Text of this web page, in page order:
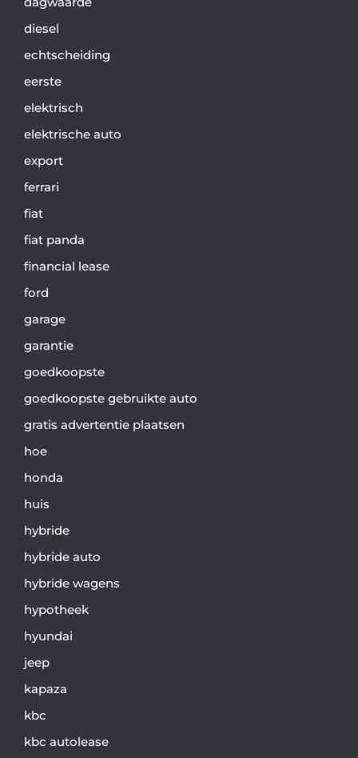
diesel
echtscheiding
eerste
elektrisch
elektrische auto
export
ferrari
fiat
fiat panda
financial lease
ford
garage
garantie
goedkoopste
goedkoopste gebruikte auto
gratis advertentie plaatsen
hoe
honda
huis
hybride
hybride auto
hybride wagens
hypotheek
hyundai
jeep
kapaza
kbc
kbc autolease